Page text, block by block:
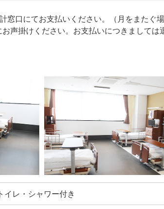
窓口にてお支払いください。（月をまたぐ
声掛けください。お支払いにつきましては
トイレ・シャワー付き